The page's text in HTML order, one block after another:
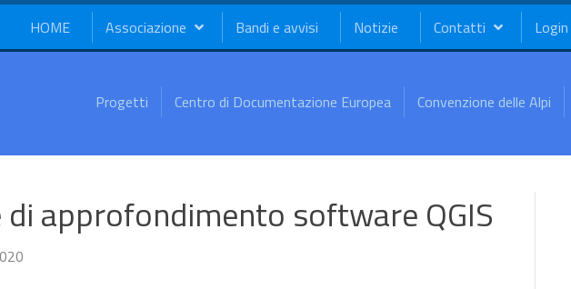
HOME Associazione Bandi e avvisi Notizie Contatti Login
Progetti Centro di Documentazione Europea Convenzione delle Alpi
approfondimento software QGIS